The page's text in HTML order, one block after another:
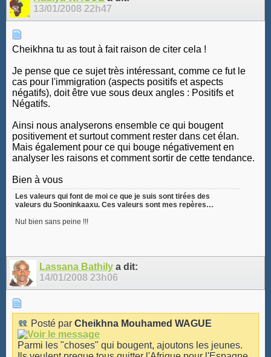
13/01/200822h47
Cheikhna tu as tout à fait raison de citer cela !
Je pense que ce sujet très intéressant, comme ce fut le
cas pour l'immigration (aspects positifs et aspects
négatifs), doit être vue sous deux angles : Positifs et
Négatifs.
Ainsi nous analyserons ensemble ce qui bougent
positivement et surtout comment rester dans cet élan.
Mais également pour ce qui bouge négativement en
analyser les raisons et comment sortir de cette tendance.
Bien à vous
Les valeurs qui font de moi ce que je suis sont tirées des
valeurs du Sooninkaaxu. Ces valeurs sont mes repères…
Nul bien sans peine !!!
Lassana Bathily a dit:
14/01/2008 23h06
Posté par Cheikhna Mouhamed WAGUE
Parmi les "choses" qui bougent, ajoutons les jeunes.